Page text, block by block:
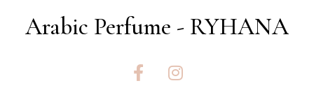
Arabic Perfume - RYHANA
F
a
I
n